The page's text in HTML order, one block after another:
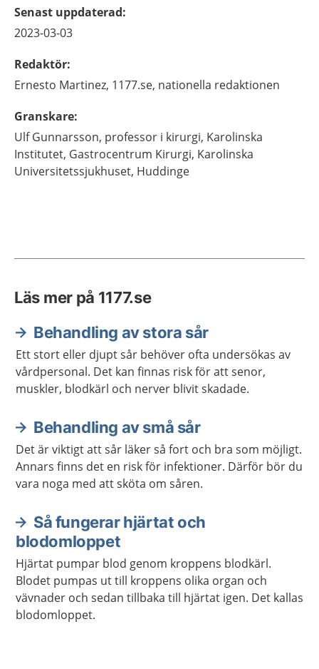
Senast uppdaterad:
2023-03-03
Redaktör:
Ernesto Martinez, 1177.se, nationella redaktionen
Granskare:
Ulf Gunnarsson, professor i kirurgi, Karolinska
Institutet, Gastrocentrum Kirurgi, Karolinska
Universitetssjukhuset, Huddinge
Läs mer på 1177.se
Behandling av stora sår
Ett stort eller djupt sår behöver ofta undersökas av
vårdpersonal. Det kan finnas risk för att senor,
muskler, blodkärl och nerver blivit skadade.
Behandling av små sår
Det är viktigt att sår läker så fort och bra som möjligt.
Annars finns det en risk för infektioner. Därför bör du
vara noga med att sköta om såren.
Så fungerar hjärtat och
blodomloppet
Hjärtat pumpar blod genom kroppens blodkärl.
Blodet pumpas ut till kroppens olika organ och
vävnader och sedan tillbaka till hjärtat igen. Det kallas
blodomloppet.